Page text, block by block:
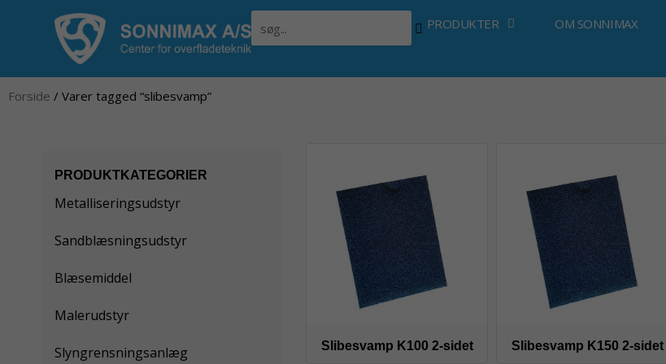
PRODUKTER OM SONNIMAX
Forside / Varer tagged “slibesvamp”
PRODUKTKATEGORIER
Metalliseringsudstyr
Sandblæsningsudstyr
Blæsemiddel
Malerudstyr
Slyngrensningsanlæg Slibesvamp K100 2-sidet Slibesvamp K150 2-sidet